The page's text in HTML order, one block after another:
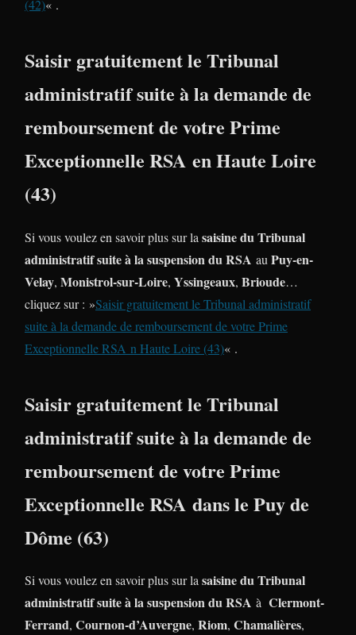
(42)« .
Saisir gratuitement le Tribunal
administratif suite à la demande de
remboursement de votre Prime
Exceptionnelle RSA en Haute Loire
(43)
Si vous voulez en savoir plus sur la saisine du Tribunal
administratif suite à la suspension du RSA au Puy-en-
Velay, Monistrol-sur-Loire, Yssingeaux, Brioude…
cliquez sur : »Saisir gratuitement le Tribunal administratif
suite à la demande de remboursement de votre Prime
Exceptionnelle RSA n Haute Loire (43)« .
Saisir gratuitement le Tribunal
administratif suite à la demande de
remboursement de votre Prime
Exceptionnelle RSA dans le Puy de
Dôme (63)
Si vous voulez en savoir plus sur lasaisine du Tribunal
administratif suite à la suspension du RSA à Clermont-
Ferrand, Cournon-d’Auvergne, Riom, Chamalières,